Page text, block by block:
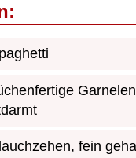
fein